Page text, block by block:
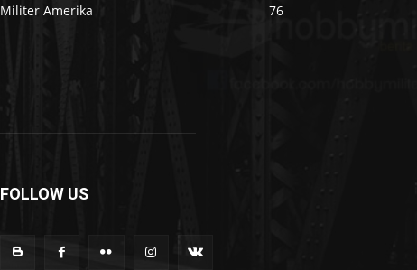
Militer Amerika
76
FOLLOW US